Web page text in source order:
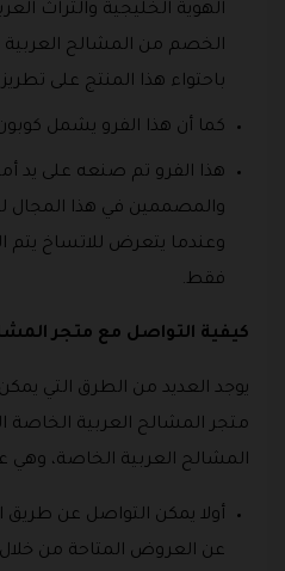
الهوية الخليجية والتراث
الخصم من المشالح العربية
باحتواء هذا المنتج على
كما أن هذا الفرو يشمل
هذا الفرو تم صنعه على يد
والمصممين في هذا المجال
وعندما يتعرض للاتساخ يتم
فقط.
كيفية التواصل مع متجر
يوجد العديد من الطرق التي
متجر المشالح العربية
المشالح العربية الخاصة، وهي
أولا يمكن التواصل عن طريق
عن العروض المتاحة من خلال